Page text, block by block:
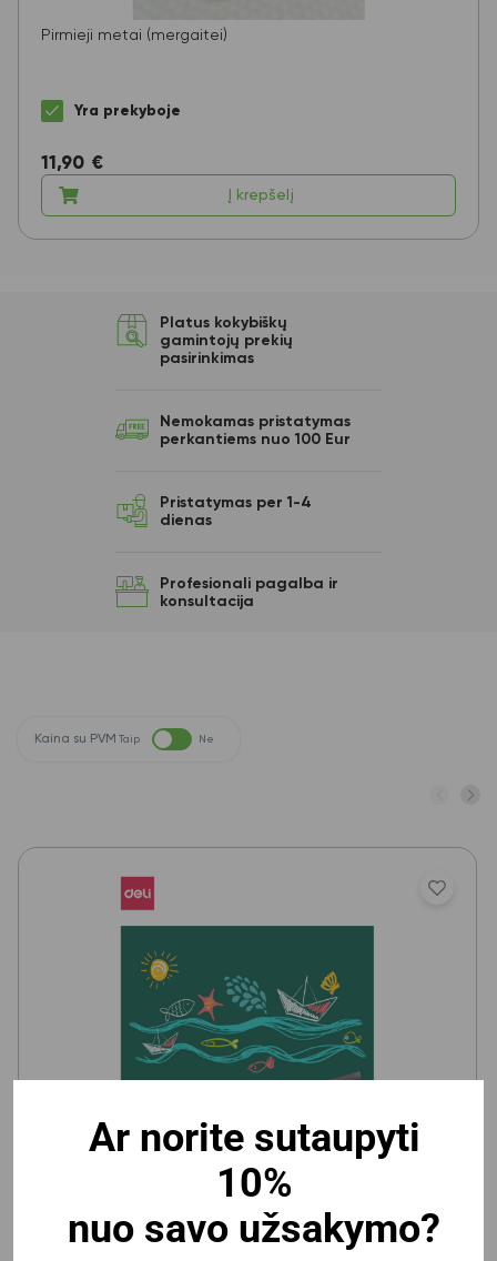
Pirmieji metai (mergaitei)
Yra prekyboje
11,90 €
Į krepšelį
Platus kokybiškų
gamintojų prekių
pasirinkimas
Nemokamas pristatymas
perkantiems nuo 100 Eur
Pristatymas per 1-4
dienas
Profesionali pagalba ir
konsultacija
Kaina su PVM Taip Ne
Vaikiška magnetinė/kreidinė lenta Deli 600x900mm,
Yra prekyboje
Ar norite sutaupyti
10%
nuo savo užsakymo?